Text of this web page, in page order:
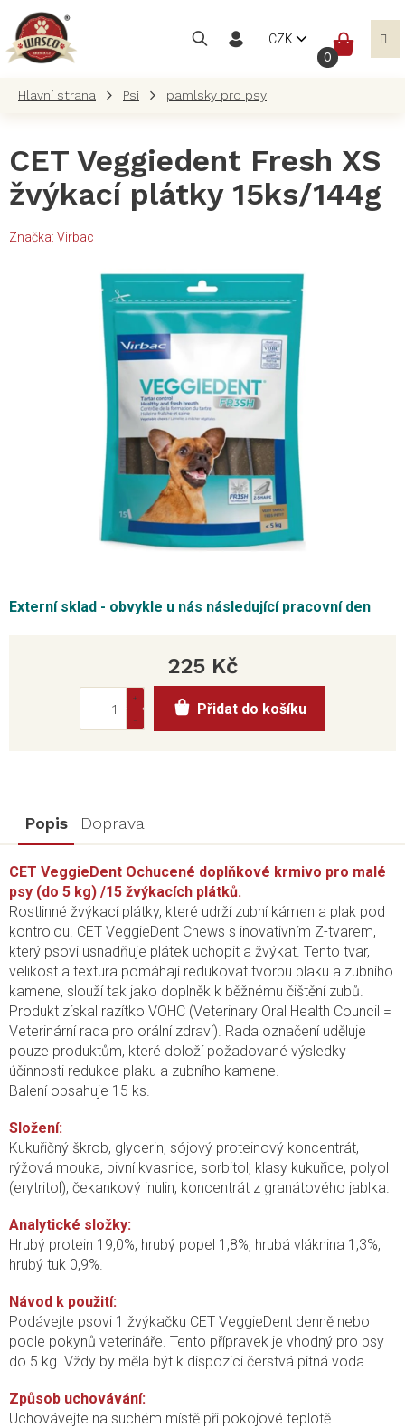
obsah
CZK
Psi pamlsky pro psy
CET Veggiedent Fresh XS
žvýkací plátky 15ks/144g
Značka: Virbac
Externí sklad - obvykle u nás následující pracovní den
225 Kč
cena:
Přidat do košíku
Popis Doprava
CET VeggieDent Ochucené doplňkové krmivo pro malé
psy (do 5 kg) /15 žvýkacích plátků.
Rostlinné žvýkací plátky, které udrží zubní kámen a plak pod
kontrolou. CET VeggieDent Chews s inovativním Z-tvarem,
který psovi usnadňuje plátek uchopit a žvýkat. Tento tvar,
velikost a textura pomáhají redukovat tvorbu plaku a zubního
kamene, slouží tak jako doplněk k běžnému čištění zubů.
Produkt získal razítko VOHC (Veterinary Oral Health Council =
Veterinární rada pro orální zdraví). Rada označení uděluje
pouze produktům, které doloží požadované výsledky
účinnosti redukce plaku a zubního kamene.
Balení obsahuje 15 ks.
Složení:
Kukuřičný škrob, glycerin, sójový proteinový koncentrát,
rýžová mouka, pivní kvasnice, sorbitol, klasy kukuřice, polyol
(erytritol), čekankový inulin, koncentrát z granátového jablka.
Analytické složky:
Hrubý protein 19,0%, hrubý popel 1,8%, hrubá vláknina 1,3%,
hrubý tuk 0,9%.
Návod k použití:
Podávejte psovi 1 žvýkačku CET VeggieDent denně nebo
podle pokynů veterináře. Tento přípravek je vhodný pro psy
do 5 kg. Vždy by měla být k dispozici čerstvá pitná voda.
Způsob uchovávání:
Uchovávejte na suchém místě při pokojové teplotě.